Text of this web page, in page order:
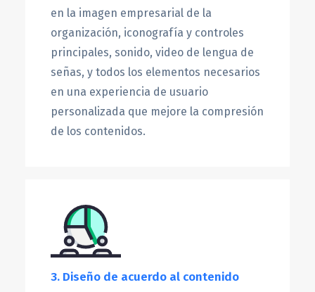
en la imagen empresarial de la
organización, iconografía y controles
principales, sonido, video de lengua de
señas, y todos los elementos necesarios
en una experiencia de usuario
personalizada que mejore la compresión
de los contenidos.
3. Diseño de acuerdo al contenido